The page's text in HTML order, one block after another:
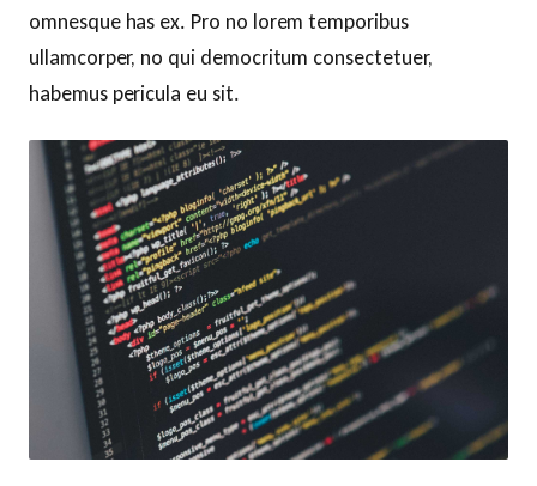
omnesque has ex. Pro no lorem temporibus
ullamcorper, no qui democritum consectetuer,
habemus pericula eu sit.